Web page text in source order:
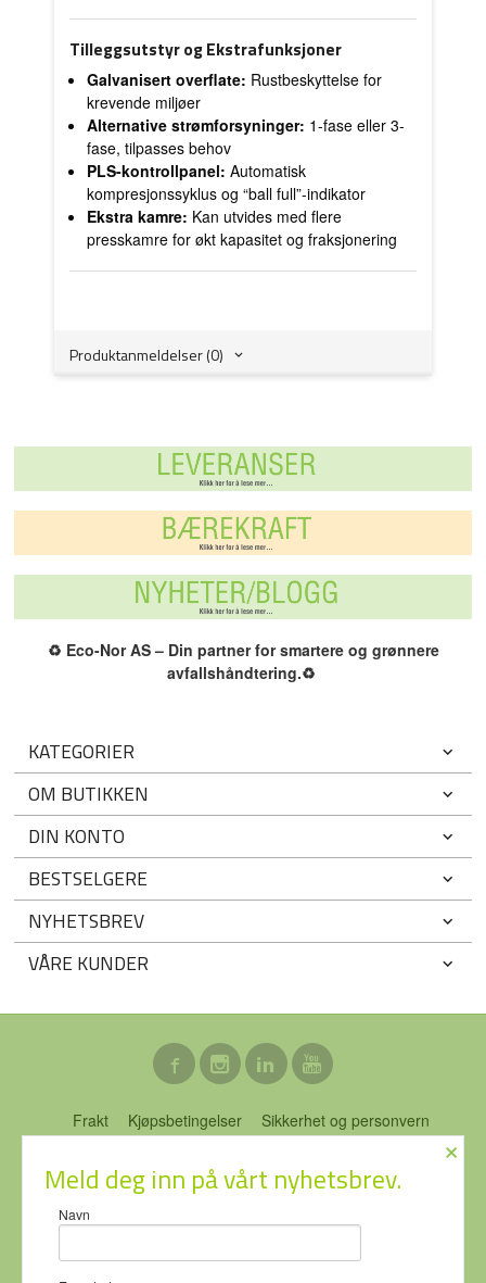
Tilleggsutstyr og Ekstrafunksjoner
Galvanisert overflate: Rustbeskyttelse for
krevende miljøer
Alternative strømforsyninger: 1-fase eller 3-
fase, tilpasses behov
PLS-kontrollpanel: Automatisk
kompresjonssyklus og “ball full”-indikator
Ekstra kamre: Kan utvides med flere
presskamre for økt kapasitet og fraksjonering
Produktanmeldelser (0)
♻️ Eco-Nor AS – Din partner for smartere og grønnere
avfallshåndtering.♻️
KATEGORIER
OM BUTIKKEN
DIN KONTO
BESTSELGERE
NYHETSBREV
VÅRE KUNDER
Frakt Kjøpsbetingelser
Sikkerhet og personvern
ECO-NOR AS Stubberudveien 76 3031 DRAMMEN Tlf.
×
Meld deg inn på vårt nyhetsbrev.
Navn